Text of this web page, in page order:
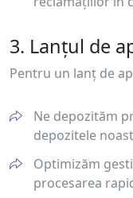
3. Lanțul de
Pentru un lanț de
Ne depozităm
depozitele
Optimizăm
procesarea